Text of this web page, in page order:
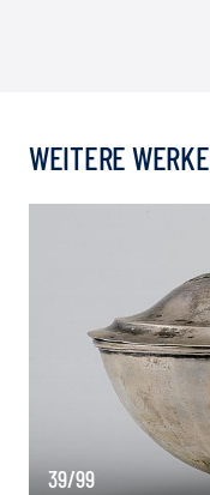
WEITERE WERKE
39/99